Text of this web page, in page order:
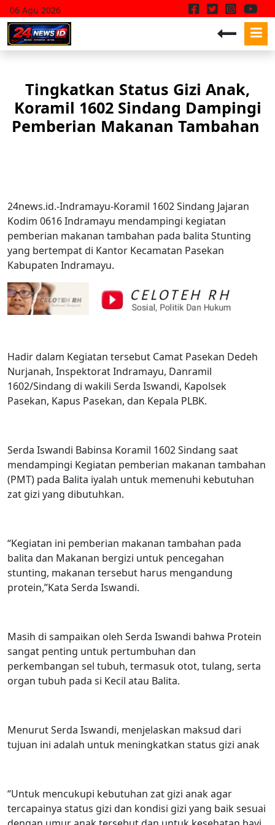
06 Agu 2026
Tingkatkan Status Gizi Anak,
Koramil 1602 Sindang Dampingi
Pemberian Makanan Tambahan
24news.id.-Indramayu-Koramil 1602 Sindang Jajaran
Kodim 0616 Indramayu mendampingi kegiatan
pemberian makanan tambahan pada balita Stunting
yang bertempat di Kantor Kecamatan Pasekan
Kabupaten Indramayu.
Hadir dalam Kegiatan tersebut Camat Pasekan Dedeh
Nurjanah, Inspektorat Indramayu, Danramil
1602/Sindang di wakili Serda Iswandi, Kapolsek
Pasekan, Kapus Pasekan, dan Kepala PLBK.
Serda Iswandi Babinsa Koramil 1602 Sindang saat
mendampingi Kegiatan pemberian makanan tambahan
(PMT) pada Balita iyalah untuk memenuhi kebutuhan
zat gizi yang dibutuhkan.
“Kegiatan ini pemberian makanan tambahan pada
balita dan Makanan bergizi untuk pencegahan
stunting, makanan tersebut harus mengandung
protein,”Kata Serda Iswandi.
Masih di sampaikan oleh Serda Iswandi bahwa Protein
sangat penting untuk pertumbuhan dan
perkembangan sel tubuh, termasuk otot, tulang, serta
organ tubuh pada si Kecil atau Balita.
Menurut Serda Iswandi, menjelaskan maksud dari
tujuan ini adalah untuk meningkatkan status gizi anak
“Untuk mencukupi kebutuhan zat gizi anak agar
tercapainya status gizi dan kondisi gizi yang baik sesuai